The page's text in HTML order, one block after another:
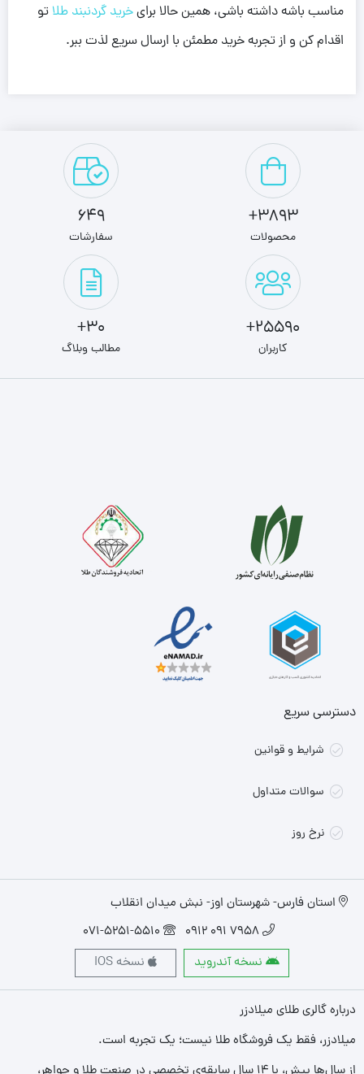
مناسب باشه داشته باشی، همین حالا برایخرید گردنبند طلا تو
اقدام کن و از تجربه خرید مطمئن با ارسال سریع لذت ببر.
3893+
محصولات
649
سفارشات
25590+
کاربران
30+
مطالب وبلاگ
دسترسی سریع
شرایط و قوانین
سوالات متداول
نرخ روز
استان فارس- شهرستان اوز- نبش میدان انقلاب
7958 091 0912
071-5251-5510
نسخه آندروید
نسخه IOS
درباره گالری طلای میلادزر
میلادزر، فقط یک فروشگاه طلا نیست؛ یک تجربه‌ است.